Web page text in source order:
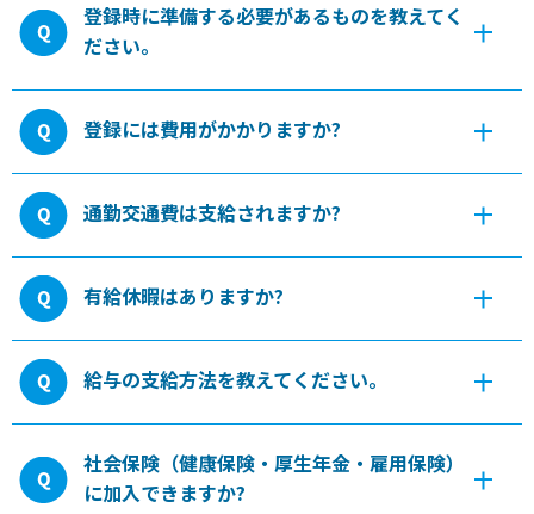
登録時に準備する必要があるものを教えてく
ださい。
登録には費用がかかりますか?
通勤交通費は支給されますか?
有給休暇はありますか?
給与の支給方法を教えてください。
社会保険（健康保険・厚生年金・雇用保険）
に加入できますか?